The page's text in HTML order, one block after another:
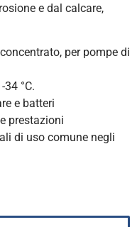
e dal calcare,
per pompe di
34 °C.
e batteri
prestazioni
di uso comune negli